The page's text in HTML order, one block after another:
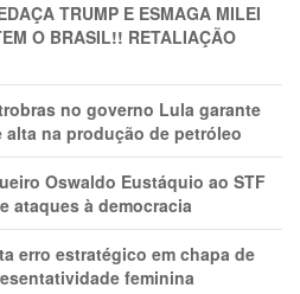
TRUMP E ESMAGA MILEI
O BRASIL!! RETALIAÇÃO
no governo Lula garante
na produção de petróleo
Oswaldo Eustáquio ao STF
ataques à democracia
erro estratégico em chapa de
feminina